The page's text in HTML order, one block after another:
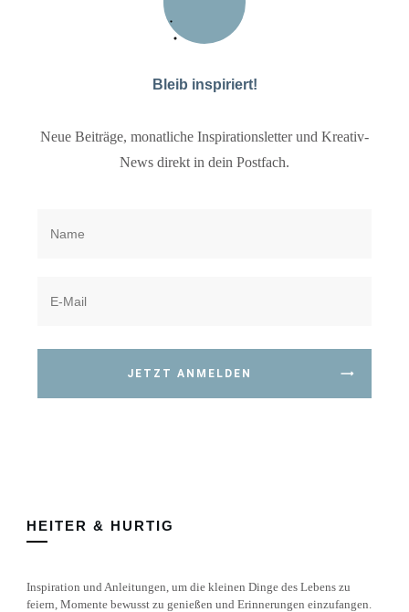
Bleib inspiriert!
Neue Beiträge, monatliche Inspirationsletter und Kreativ-
News direkt in dein Postfach.
JETZT ANMELDEN
HEITER & HURTIG
Inspiration und Anleitungen, um die kleinen Dinge des Lebens zu
feiern, Momente bewusst zu genießen und Erinnerungen einzufangen.